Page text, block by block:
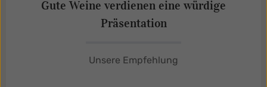
Gute Weine verdienen eine würdige
Präsentation
Unsere Empfehlung